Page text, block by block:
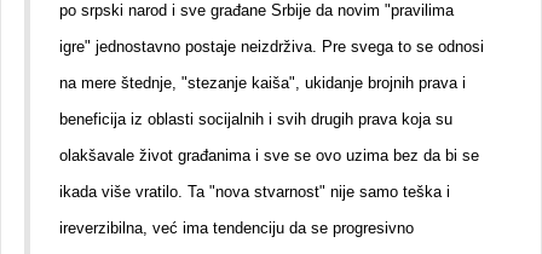
po srpski narod i sve građane Srbije da novim "pravilima
igre" jednostavno postaje neizdrživa. Pre svega to se odnosi
na mere štednje, "stezanje kaiša", ukidanje brojnih prava i
beneficija iz oblasti socijalnih i svih drugih prava koja su
olakšavale život građanima i sve se ovo uzima bez da bi se
ikada više vratilo. Ta "nova stvarnost" nije samo teška i
ireverzibilna, već ima tendenciju da se progresivno